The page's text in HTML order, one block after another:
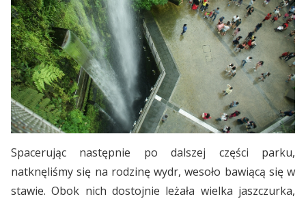
Spacerując następnie po dalszej części parku,
natknęliśmy się na rodzinę wydr, wesoło bawiącą się w
stawie. Obok nich dostojnie leżała wielka jaszczurka,